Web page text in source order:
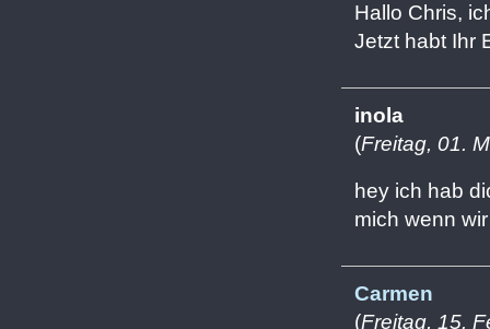
Hallo Chris,
Jetzt habt Ihr
inola
(Freitag, 01.
hey ich hab
mich wenn
Carmen
(Freitag, 15.